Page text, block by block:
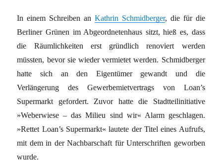
In einem Schreiben an Kathrin Schmidberger, die für die
Berliner Grünen im Abgeordnetenhaus sitzt, hieß es, dass
die Räumlichkeiten erst gründlich renoviert werden
müssten, bevor sie wieder vermietet werden. Schmidberger
hatte sich an den Eigentümer gewandt und die
Verlängerung des Gewerbemietvertrags von Loan’s
Supermarkt gefordert. Zuvor hatte die Stadtteilinitiative
»Weberwiese – das Milieu sind wir« Alarm geschlagen.
»Rettet Loan’s Supermarkt« lautete der Titel eines Aufrufs,
mit dem in der Nachbarschaft für Unterschriften geworben
wurde.